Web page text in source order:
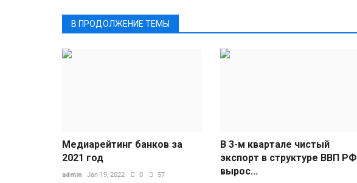
В ПРОДОЛЖЕНИЕ ТЕМЫ
Медиарейтинг банков за
2021 год
admin Jan 19, 2022 0 57
В 3-м квартале чистый
экспорт в структуре ВВП РФ
вырос...